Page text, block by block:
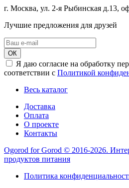
г. Москва, ул. 2-я Рыбинская д.13,
Лучшие предложения для друзей
ОК
Я даю согласие на обработку
соответствии с Политикой
Весь каталог
Доставка
Оплата
О проекте
Контакты
Ogorod for Gorod © 2016-2026.
продуктов питания
Политика